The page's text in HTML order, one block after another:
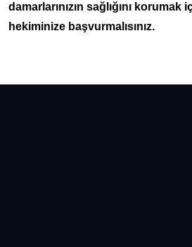
damarlarınızın sağlığını korumak
hekiminize başvurmalısınız.